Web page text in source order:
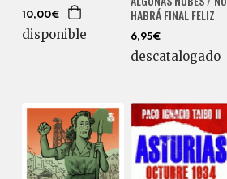
10,00€
disponible
HABRÁ FINAL FELIZ
6,95€
descatalogado